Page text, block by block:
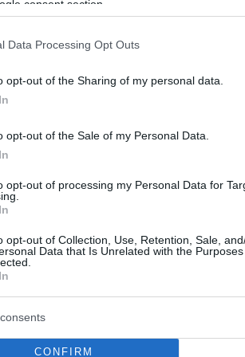
consent section.
Data Processing Opt Outs
opt-out of the Sharing of my personal data.
opt-out of the Sale of my Personal Data.
opt-out of processing my Personal Data for
opt-out of Collection, Use, Retention, Sale,
Data that Is Unrelated with the
CONFIRM
της Ένωσης
Δικαστών ο
σε σώμα το νέο Δ.Σ. της ΕΔΔ
Δανιάς νέος
Διοικητικών
ο εφέτης Παναγιώτης Δανιάς
3 που έλαβε ο Βασίλης Φαϊτάς